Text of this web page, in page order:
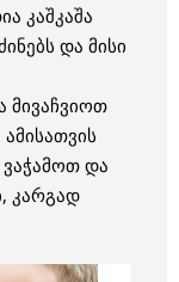
კაშკაშა
და მისი
მივაჩვიოთ
და
კარგად